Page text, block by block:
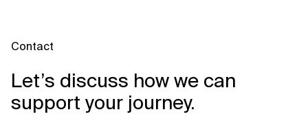
Contact
Let’s discuss how we can
support your journey.